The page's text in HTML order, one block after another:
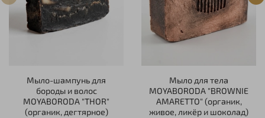
Мыло-шампунь для
бороды и волос
MOYABORODA "THOR"
(органик, дегтярное)
Мыло для тела
MOYABORODA "BROWNIE
AMARETTO" (органик,
живое, ликёр и шоколад)